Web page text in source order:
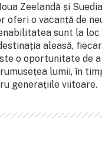
Zeelandă și
oferi o vacanță de
sunt la loc
aleasă,
o oportunitate de a
lumii, în
generațiile viitoare.